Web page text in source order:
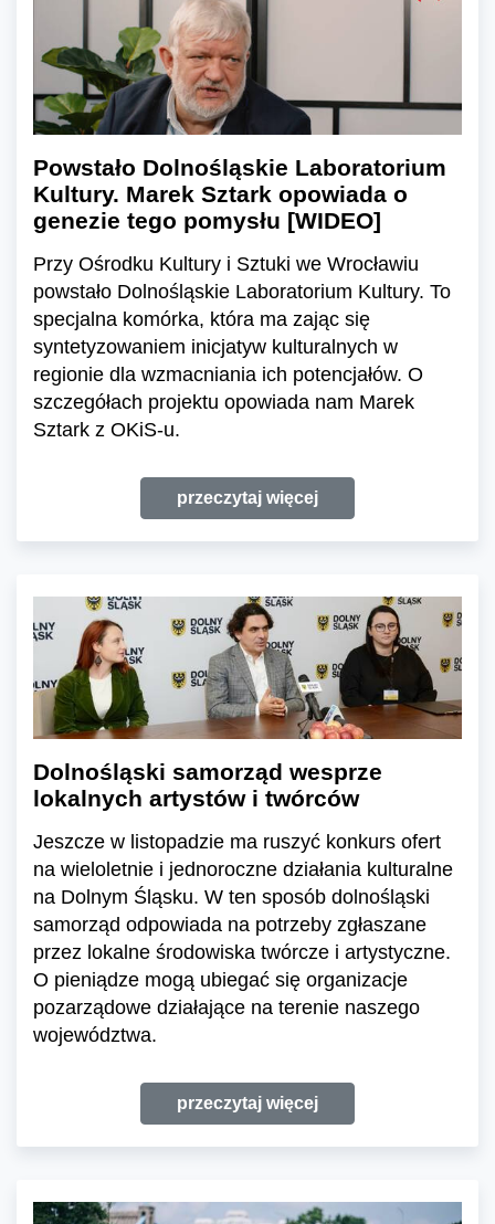
Powstało Dolnośląskie Laboratorium
Kultury. Marek Sztark opowiada o
genezie tego pomysłu [WIDEO]
Przy Ośrodku Kultury i Sztuki we Wrocławiu
powstało Dolnośląskie Laboratorium Kultury. To
specjalna komórka, która ma zając się
syntetyzowaniem inicjatyw kulturalnych w
regionie dla wzmacniania ich potencjałów. O
szczegółach projektu opowiada nam Marek
Sztark z OKiS-u.
przeczytaj więcej
Dolnośląski samorząd wesprze
lokalnych artystów i twórców
Jeszcze w listopadzie ma ruszyć konkurs ofert
na wieloletnie i jednoroczne działania kulturalne
na Dolnym Śląsku. W ten sposób dolnośląski
samorząd odpowiada na potrzeby zgłaszane
przez lokalne środowiska twórcze i artystyczne.
O pieniądze mogą ubiegać się organizacje
pozarządowe działające na terenie naszego
województwa.
przeczytaj więcej